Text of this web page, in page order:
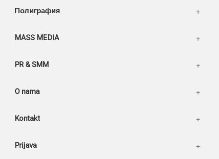
Полиграфия
MASS MEDIA
PR & SMM
O nama
Our works
Kontakt
Prijava